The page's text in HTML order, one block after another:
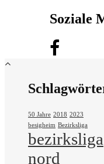
Soziale
50 Jahre 2018 2023
besigheim Bezirksliga
bezirksliga
nord